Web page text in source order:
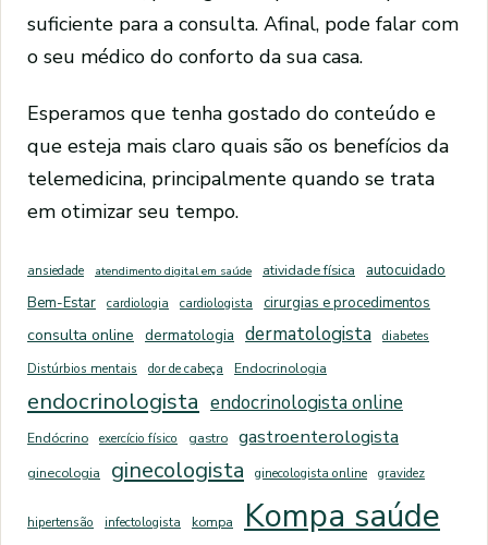
suficiente para a consulta. Afinal, pode falar com
o seu médico do conforto da sua casa.
Esperamos que tenha gostado do conteúdo e
que esteja mais claro quais são os benefícios da
telemedicina, principalmente quando se trata
em otimizar seu tempo.
ansiedade atendimento digital em saúde atividade física
autocuidado
Bem-Estar
cardiologia cardiologista cirurgias e procedimentos
consulta online dermatologia dermatologista
diabetes
Distúrbios mentais
dor de cabeça Endocrinologia
endocrinologista endocrinologista online
Endócrino exercício físico gastro gastroenterologista
ginecologia ginecologista ginecologista online gravidez
hipertensão infectologista kompa Kompa saúde